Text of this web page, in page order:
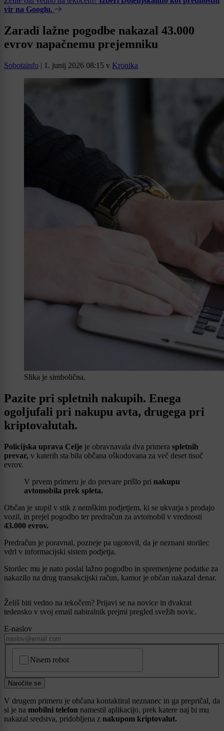
vir na Googlu.
Zaradi lažne pogodbe nakazal 43.000
evrov napačnemu prejemniku
Sobotainfo | 1. junij 2026 08:15 v Kronika
Slika je simbolična.
Pazite pri spletnih nakupih. Enega
ogoljufali pri nakupu avta, drugega pri
kriptovalutah.
Policijska uprava Celje je obravnavala dva primera spletnih
prevar, v katerih sta bila občana oškodovana za več deset tisoč
evrov.
V prvem primeru je do prevare prišlo pri nakupu
avtomobila prek spleta.
Občan je stopil v stik z nemškim podjetjem, ki se ukvarja s prodajo
vozil, in prejel pogodbo ter predračun za avtomobil v vrednosti
43.000 evrov.
Predračun je poravnal, pozneje pa ugotovil, da je neznani storilec
vdrl v informacijski sistem podjetja.
Storilec mu je nato poslal lažno pogodbo in spremenjene podatke za
nakazilo na drug transakcijski račun, kamor je občan nakazal denar.
Želiš biti vedno na tekočem? Prijavi se na novice in dvakrat
tedensko v svoj email nabiralnik prejmi pregled svežih novic.
E-naslov
Nisem robot
Naročite se
V drugem primeru je občana kontaktiral neznanec in ga prepričal, da
si je na mobilni telefon namestil aplikacijo, prek katere naj bi mu
nakazal sredstva, pridobljena z nakupom kriptovalut.